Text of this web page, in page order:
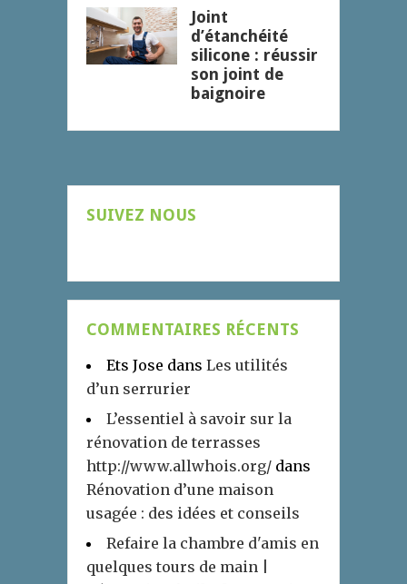
Joint
d’étanchéité
silicone : réussir
son joint de
baignoire
SUIVEZ NOUS
COMMENTAIRES RÉCENTS
Ets Jose dans Les utilités
d’un serrurier
L’essentiel à savoir sur la
rénovation de terrasses
http://www.allwhois.org/ dans
Rénovation d’une maison
usagée : des idées et conseils
Refaire la chambre d'amis en
quelques tours de main |